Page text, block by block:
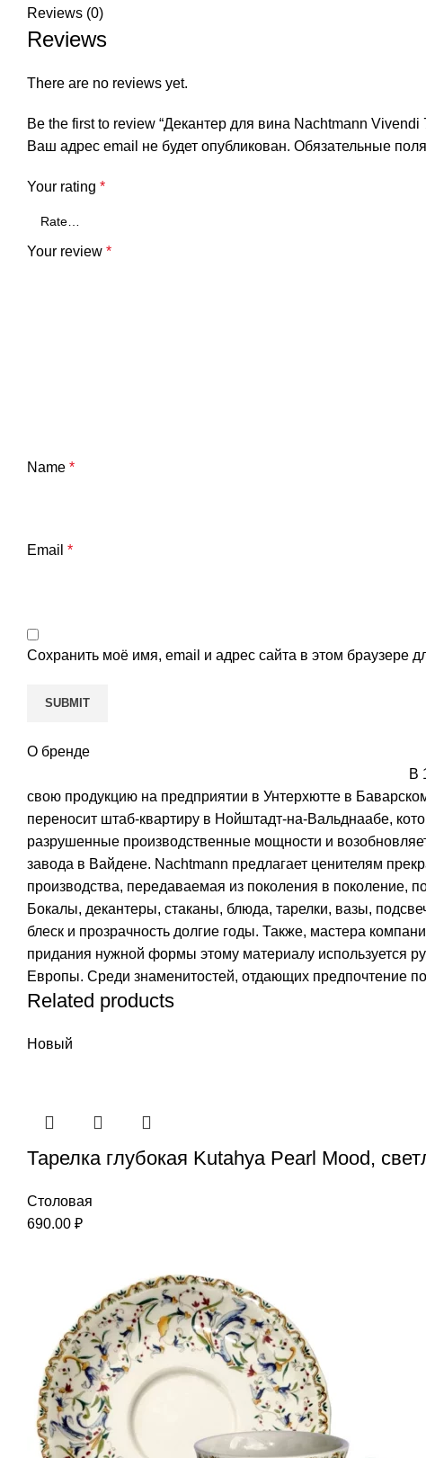
Reviews (0)
Reviews
There are no reviews yet.
Be the first to review “Декантер для вина Nachtmann Vivendi
Ваш адрес email не будет опубликован. Обязательные
Your rating *
Your review *
Name *
Email *
Сохранить моё имя, email и адрес сайта в этом браузере
О бренде
В
свою продукцию на предприятии в Унтерхютте в
переносит штаб-квартиру в Нойштадт-на-Вальднаабе,
разрушенные производственные мощности и
завода в Вайдене. Nachtmann предлагает ценителям
производства, передаваемая из поколения в поколение,
Бокалы, декантеры, стаканы, блюда, тарелки, вазы,
блеск и прозрачность долгие годы. Также, мастера
придания нужной формы этому материалу используется
Европы. Среди знаменитостей, отдающих предпочтение
Related products
Новый
Тарелка глубокая Kutahya Pearl Mood,
Столовая
690.00 ₽